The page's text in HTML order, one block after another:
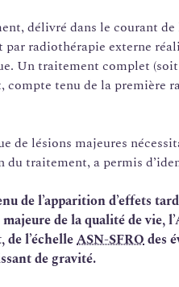
délivré dans le courant de
radiothérapie externe
Un traitement complet (soit
compte tenu de la première
de lésions majeures
du traitement, a permis
del’apparition d’effets
de la qualité de vie,
del’échelleASN-SFROdes
de gravité.